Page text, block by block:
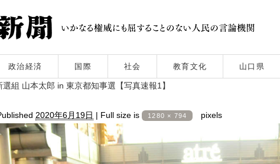
政治経済 国際 社会 教育文化 山口県
組 山本太郎 in 東京都知事選【写真速報1】
2020年6月19日 | Full size is 1280 × 794 pixels